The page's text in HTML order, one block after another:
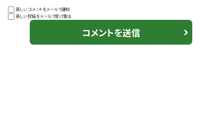
新しいコメントをメールで通知
新しい投稿をメールで受け取る
コメントを送信